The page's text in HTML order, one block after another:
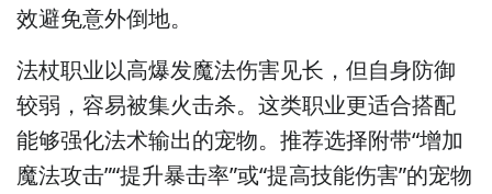
效避免意外倒地。
法杖职业以高爆发魔法伤害见长，但自身防御
较弱，容易被集火击杀。这类职业更适合搭配
能够强化法术输出的宠物。推荐选择附带“增加
魔法攻击”“提升暴击率”或“提高技能伤害”的宠物